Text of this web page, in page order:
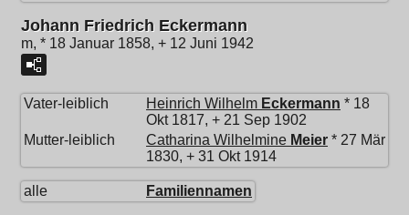
Johann Friedrich Eckermann
m, * 18 Januar 1858, + 12 Juni 1942
Vater-leiblich Heinrich Wilhelm Eckermann * 18
Okt 1817, + 21 Sep 1902
Mutter-leiblich
Catharina Wilhelmine Meier * 27 Mär
1830, + 31 Okt 1914
alle Familiennamen